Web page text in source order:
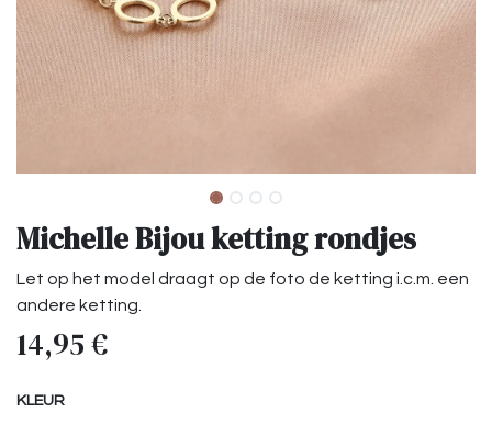
Michelle Bijou ketting rondjes
Let op het model draagt op de foto de ketting i.c.m. een
andere ketting.
14,95€
KLEUR